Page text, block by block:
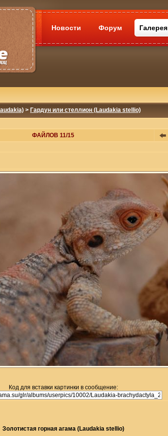
Новости Форум Галерея
> Гардун или стеллион (Laudakia stellio)
ФАЙЛОВ 11/15
Код для вставки картинки в сообщение:
Золотистая горная агама (Laudakia stellio)